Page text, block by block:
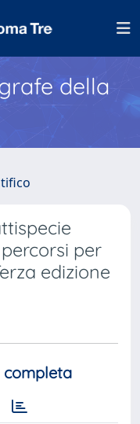
della
per
edizione
completa